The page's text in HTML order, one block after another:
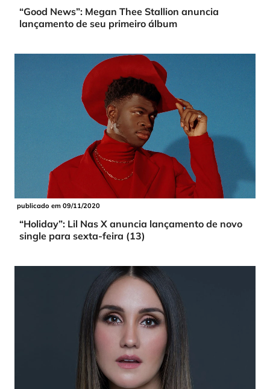
“Good News”: Megan Thee Stallion anuncia
lançamento de seu primeiro álbum
publicado em 09/11/2020
“Holiday”: Lil Nas X anuncia lançamento de novo
single para sexta-feira (13)